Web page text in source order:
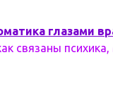
глазами
связаны